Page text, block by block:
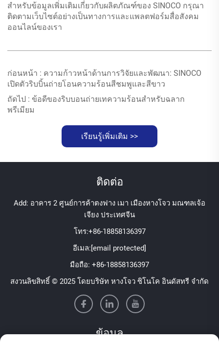
สำหรับข้อมูลเพิ่มเติมเกี่ยวกับผลิตภัณฑ์ของ SINOCO กรุณา
ติดตามเว็บไซต์อย่างเป็นทางการและแพลตฟอร์มสื่อสังคม
ออนไลน์ของเรา
ก่อนหน้า : ความก้าวหน้าด้านการวิจัยและพัฒนา: SINOCO
เปิดตัวริบบิ้นถ่ายโอนความร้อนสีชมพูและสีขาว
ถัดไป : ข้อดีของริบบอนถ่ายเทความร้อนสำหรับฉลาก
พรีเมียม
เรียนรู้เพิ่มเติม >>
ติดต่อ
Add: อาคาร 2 ศูนย์การค้าตงฟาง เมา เมืองหางโจว มณฑลเจ้อ
เจียง ประเทศจีน
โทร:+86-18858136397
อีเมล:[email protected]
มือถือ: +86-18858136397
สงวนลิขสิทธิ์ © 2025 โดยบริษัท หางโจว ซิโนโค อินดัสทรี จำกัด
ข้อมูล